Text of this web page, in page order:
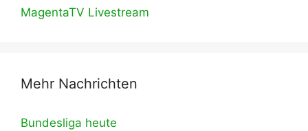
MagentaTV Livestream
Mehr Nachrichten
Bundesliga heute